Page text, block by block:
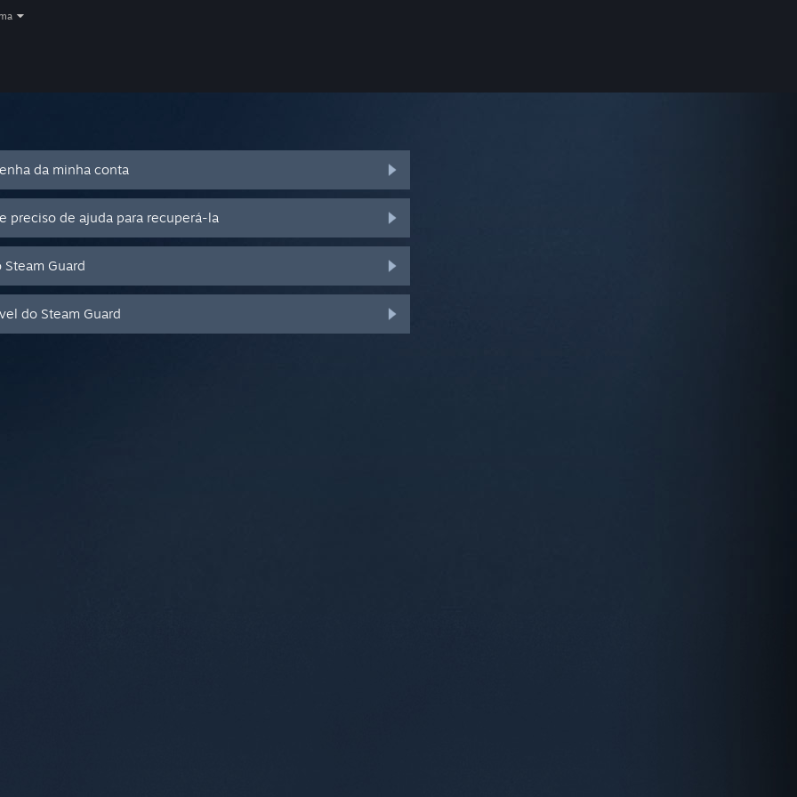
da minha conta
preciso de ajuda para recuperá-la
Guard
do Steam Guard